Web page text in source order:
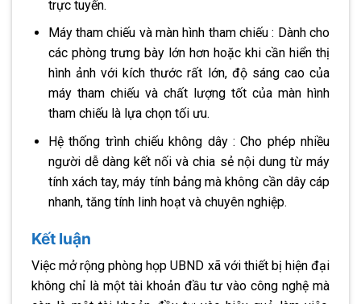
trực tuyến.
Máy tham chiếu và màn hình tham chiếu : Dành cho
các phòng trưng bày lớn hơn hoặc khi cần hiển thị
hình ảnh với kích thước rất lớn, độ sáng cao của
máy tham chiếu và chất lượng tốt của màn hình
tham chiếu là lựa chọn tối ưu.
Hệ thống trình chiếu không dây : Cho phép nhiều
người dễ dàng kết nối và chia sẻ nội dung từ máy
tính xách tay, máy tính bảng mà không cần dây cáp
nhanh, tăng tính linh hoạt và chuyên nghiệp.
Kết luận
Việc mở rộng phòng họp UBND xã với thiết bị hiện đại
không chỉ là một tài khoản đầu tư vào công nghệ mà